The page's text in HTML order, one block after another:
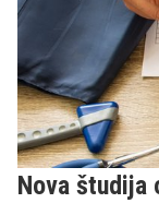
Nova študija